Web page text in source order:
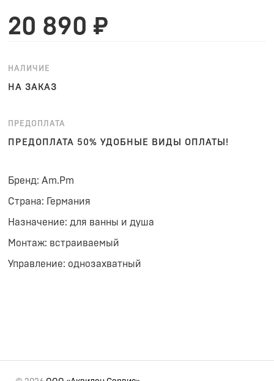
20 890 ₽
НАЛИЧИЕ
НА ЗАКАЗ
ПРЕДОПЛАТА
ПРЕДОПЛАТА 50% УДОБНЫЕ ВИДЫ ОПЛАТЫ!
Бренд: Am.Pm
Страна: Германия
Назначение: для ванны и душа
Монтаж: встраиваемый
Управление: однозахватный